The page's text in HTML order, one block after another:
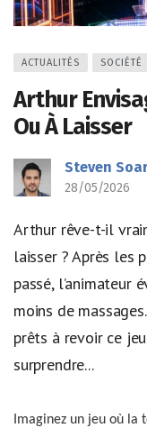
ACTUALITÉS SOCIÉTÉ
Arthur
Ou À Laisser
Steven
28/05/2026
Arthur rêve-t-il
laisser ? Après les
passé, l’animateur
moins de
prêts à revoir ce
surprendre...
Imaginez un jeu où la